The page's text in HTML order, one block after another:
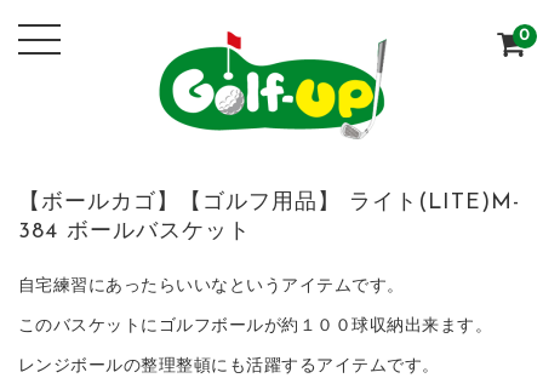
0
【ボールカゴ】【ゴルフ用品】 ライト(LITE)M-
384 ボールバスケット
自宅練習にあったらいいなというアイテムです。
このバスケットにゴルフボールが約１００球収納出来ます。
レンジボールの整理整頓にも活躍するアイテムです。